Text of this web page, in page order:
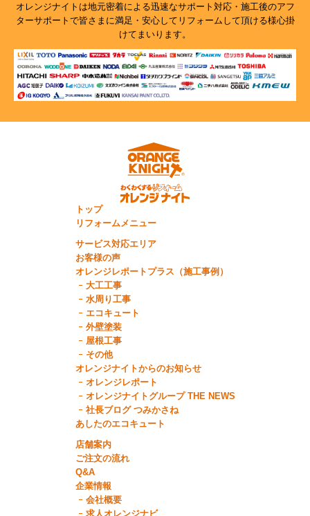
オレンジナイトは地元密着による迅速なサポート対応・施工後のアフ
ターサポートで皆さまに満足・安心してリフォームして頂ける様心掛
けてまいります。
トップ
リフォームメニュー
サービス対応エリア
お客様の声
オレンジレポートプラス（施工事例）
大工工事
水周り工事
エコキュート
外壁塗装
屋根工事
その他
オレンジナイトからのお知らせ
オレンジレポート
オレンジナイトグループ THE NEWS
社長ブログ つみかさね
あしたのエコキュート
店舗案内
ご注文の流れ
Q&A
企業情報
会社概要
求人オレンジナビ